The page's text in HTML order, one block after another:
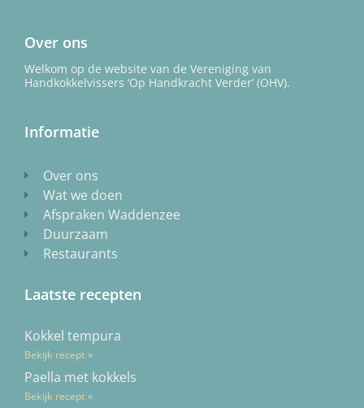
Over ons
Welkom op de website van de Vereniging van
Handkokkelvissers ‘Op Handkracht Verder’ (OHV).
Informatie
Over ons
Wat we doen
Afspraken Waddenzee
Duurzaam
Restaurants
Laatste recepten
Kokkel tempura
Bekijk recept »
Paella met kokkels
Bekijk recept »